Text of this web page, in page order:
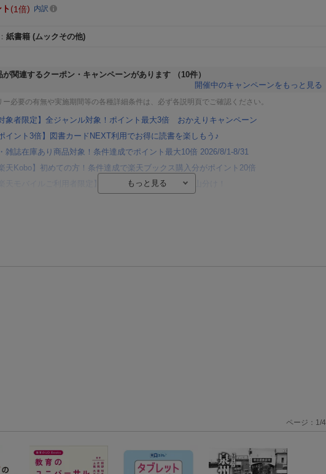
1倍 内訳
： 紙書籍 (ムックその他)
が関連するクーポン・キャンペーンがあります
（10件）
開催中のキャンペーンをもっと見る
必要の有無や実施期間等の各種詳細条件は、必ず各説明頁でご確認ください。
対象者限定】全ジャンル対象！ポイント最大3倍 おかえりキャンペーン
ポイント3倍】図書カードNEXT利用でお得に読書を楽しもう♪
雑誌在庫あり商品対象！条件達成でポイント最大10倍 2026/8/1-8/31
楽天Kobo】初めての方！条件達成で楽天ブックス購入分がポイント20倍
楽天モバイルご利用者限定】条件達成で100万ポイント山分け！
ページ： 1 /4